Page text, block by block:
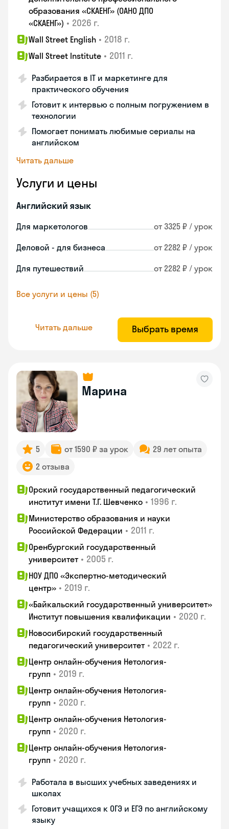
образования «СКАЕНГ» (ОАНО ДПО
«СКАЕНГ») • 2026 г.
Wall Street English • 2018 г.
Wall Street Institute • 2011 г.
Разбирается в IT и маркетинге для
практического обучения
Готовит к интервью с полным погружением в
технологии
Помогает понимать любимые сериалы на
английском
Читать дальше
Услуги и цены
Английский язык
Для маркетологов от 3325 ₽ / урок
Деловой - для бизнеса от 2282 ₽ / урок
Для путешествий от 2282 ₽ / урок
Все услуги и цены (5)
Читать дальше Выбрать время
Марина
5 от 1590 ₽ за урок
29 лет опыта
2 отзыва
Орский государственный педагогический
институт имени Т.Г. Шевченко • 1996 г.
Министерство образования и науки
Российской Федерации • 2011 г.
Оренбургский государственный
университет • 2005 г.
НОУ ДПО «Экспертно-методический
центр» • 2019 г.
«Байкальский государственный университет»
Институт повышения квалификации • 2020 г.
Новосибирский государственный
педагогический университет • 2022 г.
Центр онлайн-обучения Нетология-
групп • 2019 г.
Центр онлайн-обучения Нетология-
групп • 2020 г.
Центр онлайн-обучения Нетология-
групп • 2020 г.
Центр онлайн-обучения Нетология-
групп • 2020 г.
Работала в высших учебных заведениях и
школах
Готовит учащихся к ОГЭ и ЕГЭ по английскому
языку